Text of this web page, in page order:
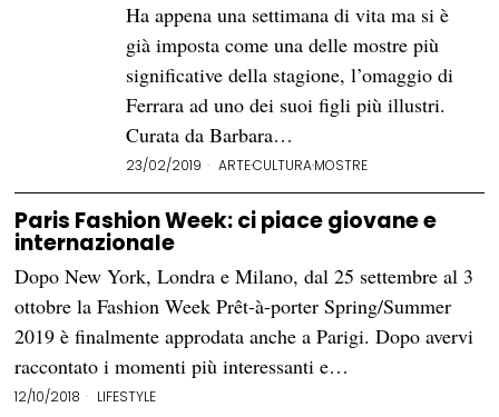
Ha appena una settimana di vita ma si è
già imposta come una delle mostre più
significative della stagione, l’omaggio di
Ferrara ad uno dei suoi figli più illustri.
Curata da Barbara…
23/02/2019 ARTE·CULTURA·MOSTRE
Paris Fashion Week: ci piace giovane e
internazionale
Dopo New York, Londra e Milano, dal 25 settembre al 3
ottobre la Fashion Week Prêt-à-porter Spring/Summer
2019 è finalmente approdata anche a Parigi. Dopo avervi
raccontato i momenti più interessanti e…
12/10/2018 LIFESTYLE